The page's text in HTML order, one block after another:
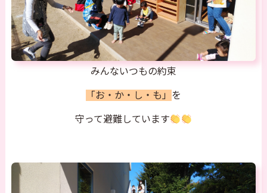
みんないつもの約束
「お・か・し・も」 を
守って避難しています